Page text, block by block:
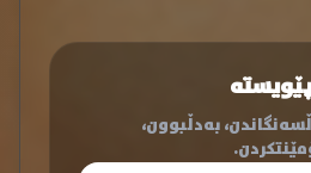
بەدڵبوون،